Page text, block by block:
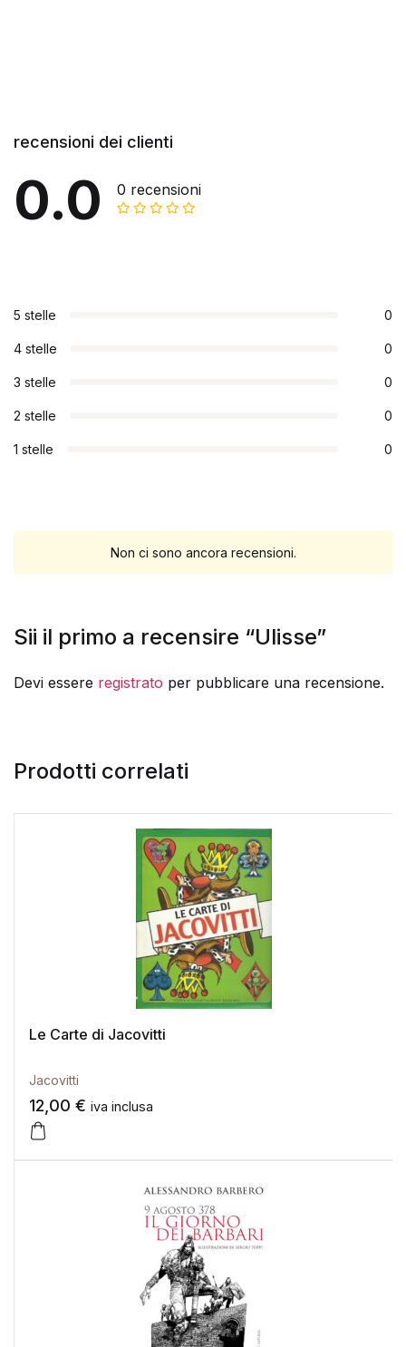
recensioni dei clienti
0.0 0 recensioni
5 stelle 0
4 stelle 0
3 stelle 0
2 stelle 0
1 stelle 0
Non ci sono ancora recensioni.
Sii il primo a recensire “Ulisse”
Devi essere registrato per pubblicare una recensione.
Prodotti correlati
Le Carte di Jacovitti
Jacovitti
12,00 € iva inclusa